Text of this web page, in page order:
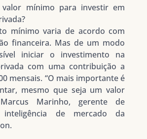
mínimo para investir em
mínimo varia de acordo com
financeira. Mas de um modo
iniciar o investimento na
com uma contribuição a
mensais. “O mais importante é
mesmo que seja um valor
Marinho, gerente de
de mercado da